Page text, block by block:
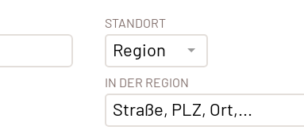
STANDORT
Region
IN DER REGION
Straße, PLZ, Ort,...